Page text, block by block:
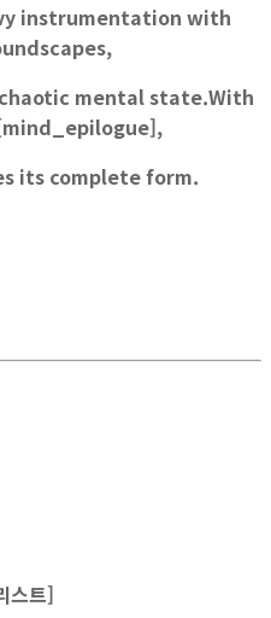
instrumentation with
mental state.With
its complete form.
스트]